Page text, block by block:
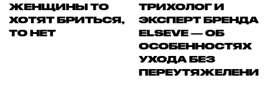
ЖЕНЩИНЫ ТО
ХОТЯТ БРИТЬСЯ,
ТО НЕТ
ТРИХОЛОГ И
ЭКСПЕРТ БРЕНДА
ELSEVE — ОБ
ОСОБЕННОСТЯХ
УХОДА БЕЗ
ПЕРЕУТЯЖЕЛЕНИЯ